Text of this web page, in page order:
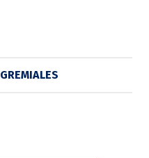
GREMIALES